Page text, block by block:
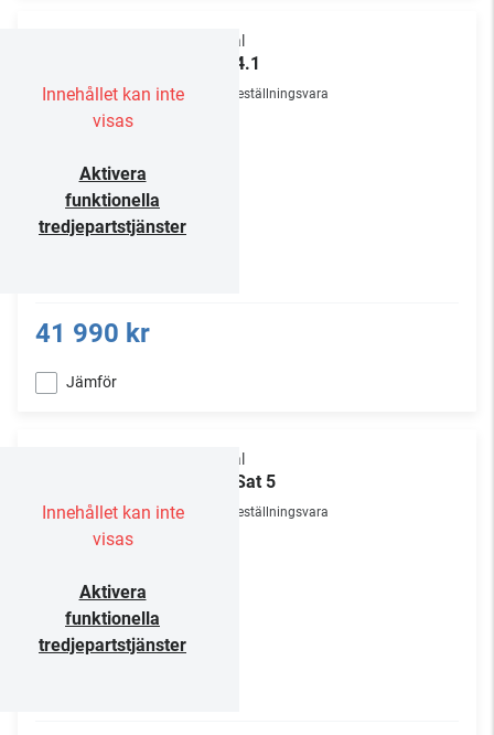
Innehållet kan inte
visas
Aktivera
funktionella
tredjepartstjänster
Focal
OD 4.1
Beställningsvara
41 990 kr
Jämför
Innehållet kan inte
visas
Aktivera
funktionella
tredjepartstjänster
Focal
OD Sat 5
Beställningsvara